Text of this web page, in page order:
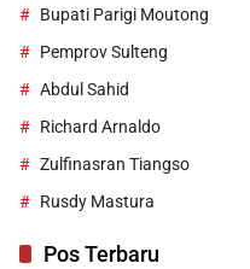
Bupati Parigi Moutong
Pemprov Sulteng
Abdul Sahid
Richard Arnaldo
Zulfinasran Tiangso
Rusdy Mastura
Pos Terbaru